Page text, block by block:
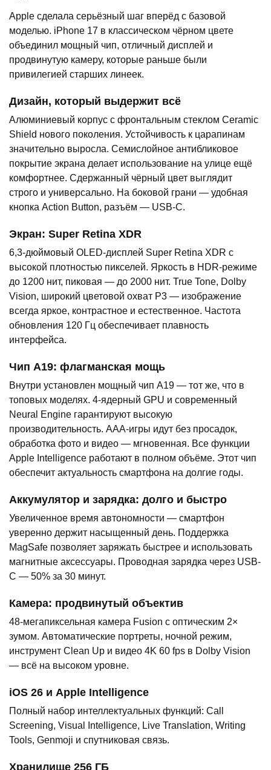
Apple сделала серьёзный шаг вперёд с базовой
моделью. iPhone 17 в классическом чёрном цвете
объединил мощный чип, отличный дисплей и
продвинутую камеру, которые раньше были
привилегией старших линеек.
Дизайн, который выдержит всё
Алюминиевый корпус с фронтальным стеклом Ceramic
Shield нового поколения. Устойчивость к царапинам
значительно выросла. Семислойное антибликовое
покрытие экрана делает использование на улице ещё
комфортнее. Сдержанный чёрный цвет выглядит
строго и универсально. На боковой грани — удобная
кнопка Action Button, разъём — USB-C.
Экран: Super Retina XDR
6,3-дюймовый OLED-дисплей Super Retina XDR с
высокой плотностью пикселей. Яркость в HDR-режиме
до 1200 нит, пиковая — до 2000 нит. True Tone, Dolby
Vision, широкий цветовой охват P3 — изображение
всегда яркое, контрастное и естественное. Частота
обновления 120 Гц обеспечивает плавность
интерфейса.
Чип A19: флагманская мощь
Внутри установлен мощный чип A19 — тот же, что в
топовых моделях. 4-ядерный GPU и современный
Neural Engine гарантируют высокую
производительность. AAA-игры идут без просадок,
обработка фото и видео — мгновенная. Все функции
Apple Intelligence работают в полном объёме. Этот чип
обеспечит актуальность смартфона на долгие годы.
Аккумулятор и зарядка: долго и быстро
Увеличенное время автономности — смартфон
уверенно держит насыщенный день. Поддержка
MagSafe позволяет заряжать быстрее и использовать
магнитные аксессуары. Проводная зарядка через USB-
C — 50% за 30 минут.
Камера: продвинутый объектив
48-мегапиксельная камера Fusion с оптическим 2×
зумом. Автоматические портреты, ночной режим,
инструмент Clean Up и видео 4K 60 fps в Dolby Vision
— всё на высоком уровне.
iOS 26 и Apple Intelligence
Полный набор интеллектуальных функций: Call
Screening, Visual Intelligence, Live Translation, Writing
Tools, Genmoji и спутниковая связь.
Хранилище 256 ГБ